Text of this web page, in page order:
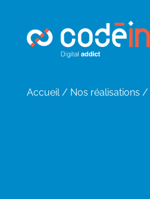
Accueil/ Nos réalisations /